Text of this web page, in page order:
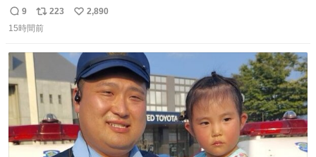
人③「マイホーム建てました🏡」 私「パトゥ」
返
信
9
リ
ポ
数
223
い
数
2,890
15時間前